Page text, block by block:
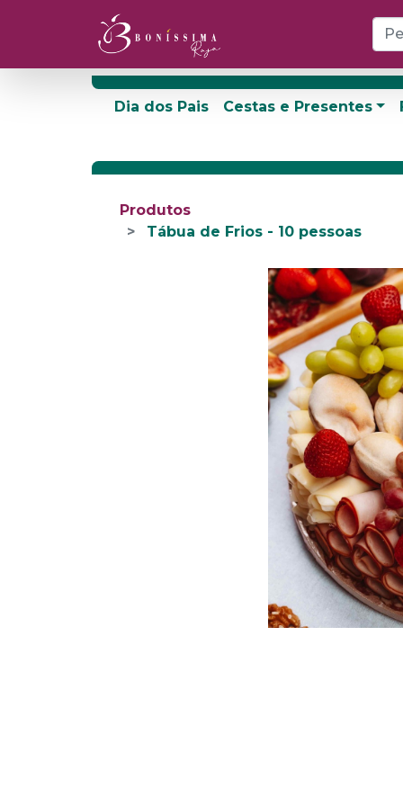
Dia dos Pais Cestas e Presentes
Produtos
Tábua de Frios - 10 pessoas